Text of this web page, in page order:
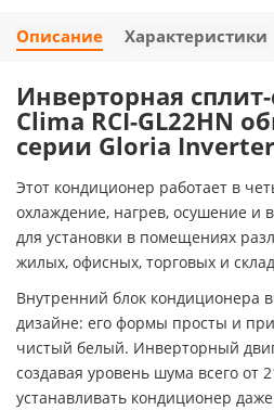
Описание Характеристики
Инверторная
Clima RCI-GL22HN
серии Gloria Inverter
Этот кондиционер работает в
охлаждение, нагрев, осушение и
для установки в помещениях
жилых, офисных, торговых и
Внутренний блок кондиционера
дизайне: его формы просты и
чистый белый. Инверторный
создавая уровень шума всего от
устанавливать кондиционер